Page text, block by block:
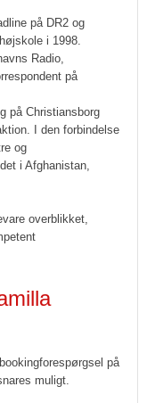
på DR2 og
i 1998.
Radio,
på
på Christiansborg
I den forbindelse
og
i Afghanistan,
overblikket,
på
muligt.